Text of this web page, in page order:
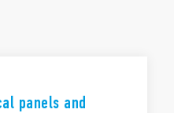
panels and